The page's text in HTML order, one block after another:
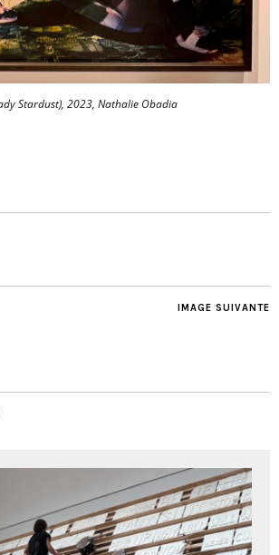
Stardust), 2023, Nathalie Obadia
IMAGE SUIVANTE